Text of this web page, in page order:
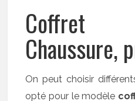
Coffret
Chaussure,
On peut choisir
opté pour le modèle